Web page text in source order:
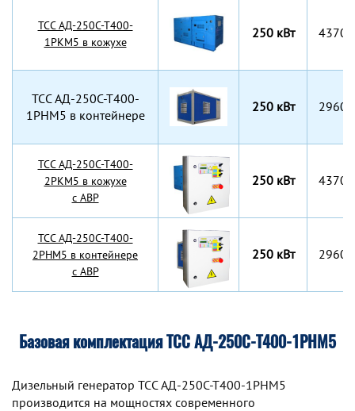
TCC АД-250С-Т400-
1РКМ5 в кожухе
250 кВт
TCC АД-250С-Т400-
1РНМ5 в контейнере
250 кВт
TCC АД-250С-Т400-
2РКМ5 в кожухе
с АВР
250 кВт
TCC АД-250С-Т400-
2РНМ5 в контейнере
с АВР
250 кВт
Базовая комплектация ТСС АД-250С-Т400-1РНМ5
Дизельный генератор TCC АД-250С-Т400-1РНМ5
производится на мощностях современного